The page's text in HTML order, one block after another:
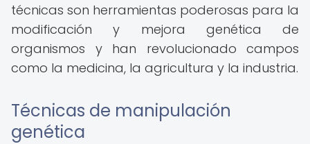
técnicas son herramientas poderosas para la
modificación y mejora genética de
organismos y han revolucionado campos
como la medicina, la agricultura y la industria.
Técnicas de manipulación
genética